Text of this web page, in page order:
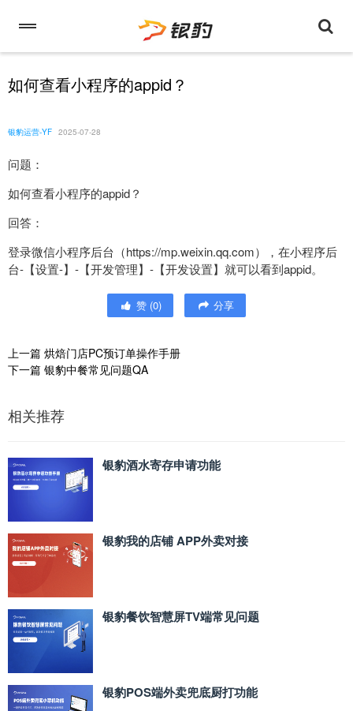
如何查看小程序的appid？
银豹运营-YF 2025-07-28
问题：
如何查看小程序的appid？
回答：
登录微信小程序后台（https://mp.weixin.qq.com），在小程序后
台-【设置-】-【开发管理】-【开发设置】就可以看到appid。
赞 (0) 分享
上一篇 烘焙门店PC预订单操作手册
下一篇 银豹中餐常见问题QA
相关推荐
银豹酒水寄存申请功能
银豹我的店铺 APP外卖对接
银豹餐饮智慧屏TV端常见问题
银豹POS端外卖兜底厨打功能